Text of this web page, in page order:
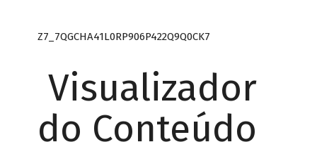
Z7_7QGCHA41L0RP906P422Q9Q0CK7
Visualizador
do Conteúdo